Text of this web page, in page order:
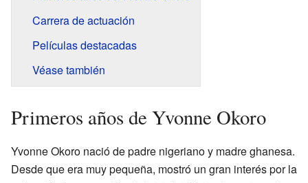
Carrera de actuación
Películas destacadas
Véase también
Primeros años de Yvonne Okoro
Yvonne Okoro nació de padre nigeriano y madre ghanesa.
Desde que era muy pequeña, mostró un gran interés por la